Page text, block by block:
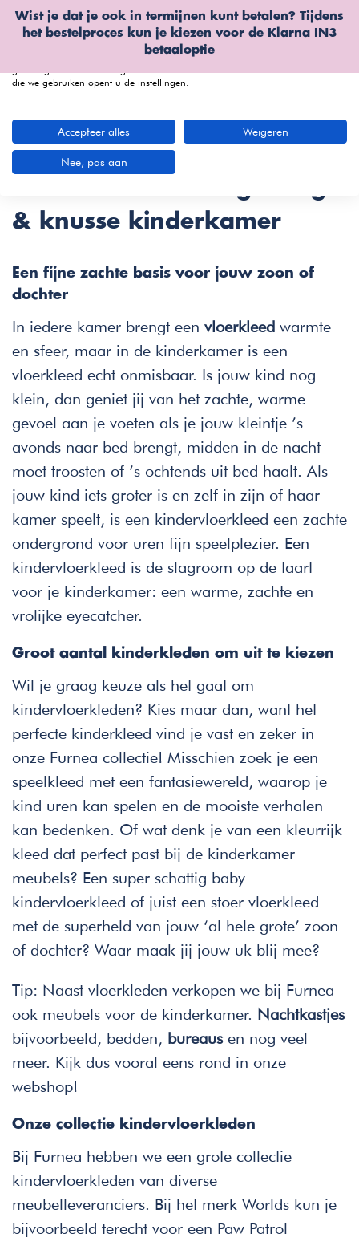
Wist je dat je ook in termijnen kunt betalen? Tijdens
het bestelproces kun je kiezen voor de Klarna IN3
betaaloptie
Kindervloerkleden bij
& knusse kinderkamer
Een fijne zachte basis voor jouw zoon of
dochter
In iedere kamer brengt een vloerkleed warmte
en sfeer, maar in de kinderkamer is een
vloerkleed echt onmisbaar. Is jouw kind nog
klein, dan geniet jij van het zachte, warme
gevoel aan je voeten als je jouw kleintje ’s
avonds naar bed brengt, midden in de nacht
moet troosten of ’s ochtends uit bed haalt. Als
jouw kind iets groter is en zelf in zijn of haar
kamer speelt, is een kindervloerkleed een zachte
ondergrond voor uren fijn speelplezier. Een
kindervloerkleed is de slagroom op de taart
voor je kinderkamer: een warme, zachte en
vrolijke eyecatcher.
Groot aantal kinderkleden om uit te kiezen
Wil je graag keuze als het gaat om
kindervloerkleden? Kies maar dan, want het
perfecte kinderkleed vind je vast en zeker in
onze Furnea collectie! Misschien zoek je een
speelkleed met een fantasiewereld, waarop je
kind uren kan spelen en de mooiste verhalen
kan bedenken. Of wat denk je van een kleurrijk
kleed dat perfect past bij de kinderkamer
meubels? Een super schattig baby
kindervloerkleed of juist een stoer vloerkleed
met de superheld van jouw ‘al hele grote’ zoon
of dochter? Waar maak jij jouw uk blij mee?
Tip: Naast vloerkleden verkopen we bij Furnea
ook meubels voor de kinderkamer. Nachtkastjes
bijvoorbeeld, bedden, bureausen nog veel
meer. Kijk dus vooral eens rond in onze
webshop!
Onze collectie kindervloerkleden
Bij Furnea hebben we een grote collectie
kindervloerkleden van diverse
meubelleveranciers. Bij het merk Worlds kun je
bijvoorbeeld terecht voor een Paw Patrol
Wij gebruiken cookies
We kunnen deze plaatsen voor analyse van onze bezoekersgegevens, om
onze website te verbeteren, gepersonaliseerde inhoud te tonen en om u een
die we gebruiken opent u de instellingen.
Accepteer alles Weigeren
Nee, pas aan